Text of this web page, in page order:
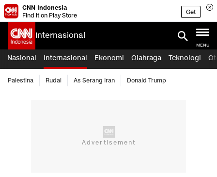
CNN Indonesia
Find it on Play Store
Get
Internasional
MENU
Nasional Internasional Ekonomi Olahraga Teknologi
Palestina Rudal As Serang Iran Donald Trump